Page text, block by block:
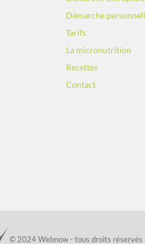
Démarche
Tarifs
La micronutrition
Recettes
Contact
© 2024 Webnow - tous droits réservés